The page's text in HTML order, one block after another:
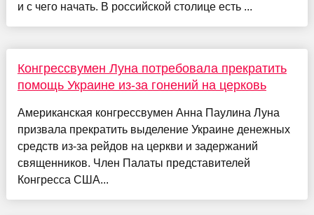
и с чего начать. В российской столице есть ...
Конгрессвумен Луна потребовала прекратить
помощь Украине из-за гонений на церковь
Американская конгрессвумен Анна Паулина Луна
призвала прекратить выделение Украине денежных
средств из-за рейдов на церкви и задержаний
священников. Член Палаты представителей
Конгресса США...